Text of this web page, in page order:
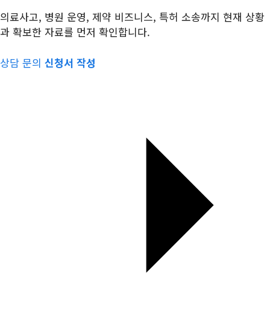
의료사고, 병원 운영, 제약 비즈니스, 특허 소송까지 현재 상황
과 확보한 자료를 먼저 확인합니다.
상담 문의 신청서 작성